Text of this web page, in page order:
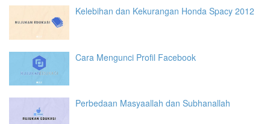
Kelebihan dan Kekurangan Honda Spacy 2012
Cara Mengunci Profil Facebook
Perbedaan Masyaallah dan Subhanallah